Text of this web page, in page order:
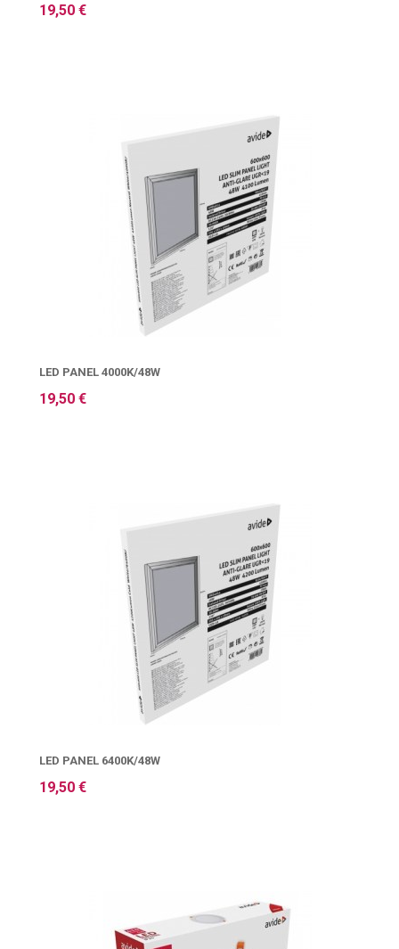
19,50 €
LED PANEL 4000K/48W
19,50 €
LED PANEL 6400K/48W
19,50 €